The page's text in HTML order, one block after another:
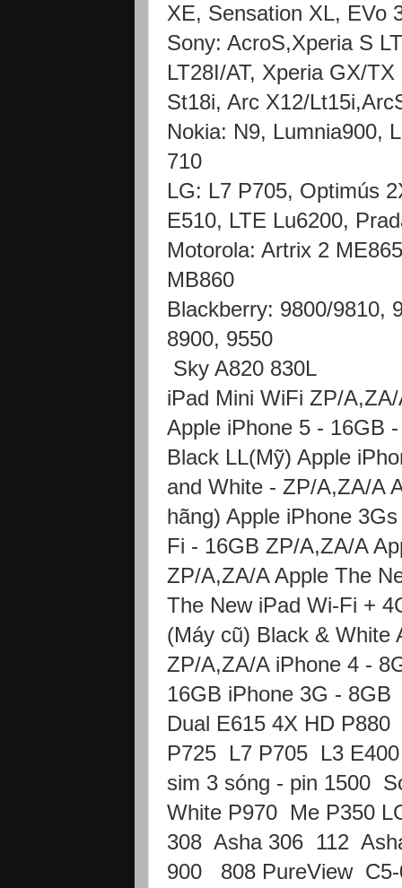
XE, Sensation XL, EVo
Sony: AcroS,Xperia S
LT28I/AT, Xperia GX/
St18i, Arc X12/
Nokia: N9, Lumnia900,
710
LG: L7 P705, Optimús
E510, LTE Lu6200,
Motorola: Artrix 2
MB860
Blackberry: 9800/9810,
8900, 9550
Sky A820 830L
iPad Mini WiFi ZP/
Apple iPhone 5 - 16GB
Black LL(Mỹ) Apple
and White - ZP/A,ZA/A
hãng) Apple iPhone
Fi - 16GB ZP/A,ZA/A
ZP/A,ZA/A Apple The
The New iPad Wi-Fi +
(Máy cũ) Black & White
ZP/A,ZA/A iPhone 4 -
16GB iPhone 3G -
Dual E615 4X HD
P725 L7 P705 L3
sim 3 sóng - pin 1500
White P970 Me P350
308 Asha 306 112
900 808 PureView